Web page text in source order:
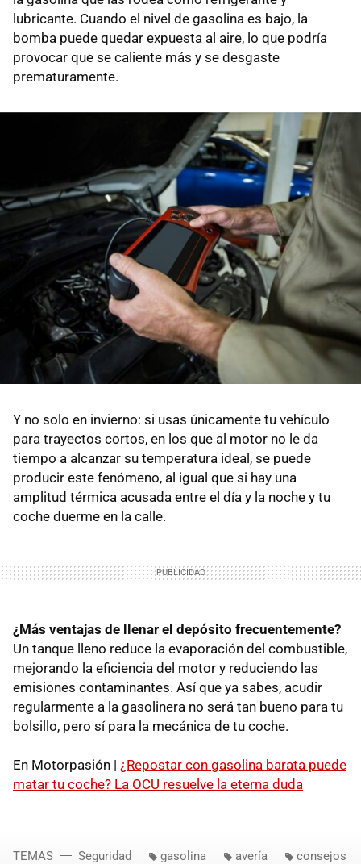
lubricante. Cuando el nivel de gasolina es bajo, la
bomba puede quedar expuesta al aire, lo que podría
provocar que se caliente más y se desgaste
prematuramente.
Y no solo en invierno: si usas únicamente tu vehículo
para trayectos cortos, en los que al motor no le da
tiempo a alcanzar su temperatura ideal, se puede
producir este fenómeno, al igual que si hay una
amplitud térmica acusada entre el día y la noche y tu
coche duerme en la calle.
¿Más ventajas de llenar el depósito frecuentemente?
Un tanque lleno reduce la evaporación del combustible,
mejorando la eficiencia del motor y reduciendo las
emisiones contaminantes. Así que ya sabes, acudir
regularmente a la gasolinera no será tan bueno para tu
bolsillo, pero sí para la mecánica de tu coche.
En Motorpasión | ¿Repostar con gasolina barata puede
matar tu coche? La OCU resuelve la eterna duda
TEMAS Seguridad gasolina avería consejos